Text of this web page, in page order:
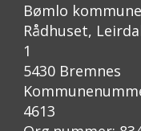
Bømlo kommune
Rådhuset,
1
5430 Bremnes
4613